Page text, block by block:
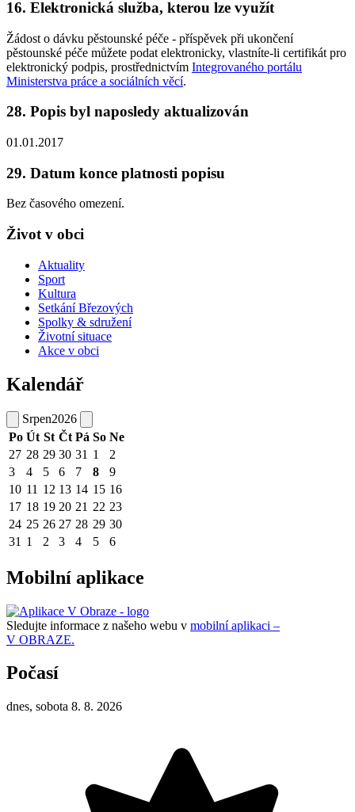
16. Elektronická služba, kterou lze využít
Žádost o dávku pěstounské péče - příspěvek při ukončení
pěstounské péče můžete podat elektronicky, vlastníte-li certifikát pro
elektronický podpis, prostřednictvím Integrovaného portálu
Ministerstva práce a sociálních věcí.
28. Popis byl naposledy aktualizován
01.01.2017
29. Datum konce platnosti popisu
Bez časového omezení.
Život v obci
Aktuality
Sport
Kultura
Setkání Březových
Spolky & sdružení
Životní situace
Akce v obci
Kalendář
Srpen2026
Po Út St Čt Pá So Ne
27 28 29 30 31 1
2
3
4 5 6 7 8
9
10 11 12 13 14 15 16
17 18 19 20 21 22 23
24 25 26 27 28 29 30
31 1 2 3 4 5 6
Mobilní aplikace
Sledujte informace z našeho webu v mobilní aplikaci –
V OBRAZE.
Počasí
dnes, sobota 8. 8. 2026